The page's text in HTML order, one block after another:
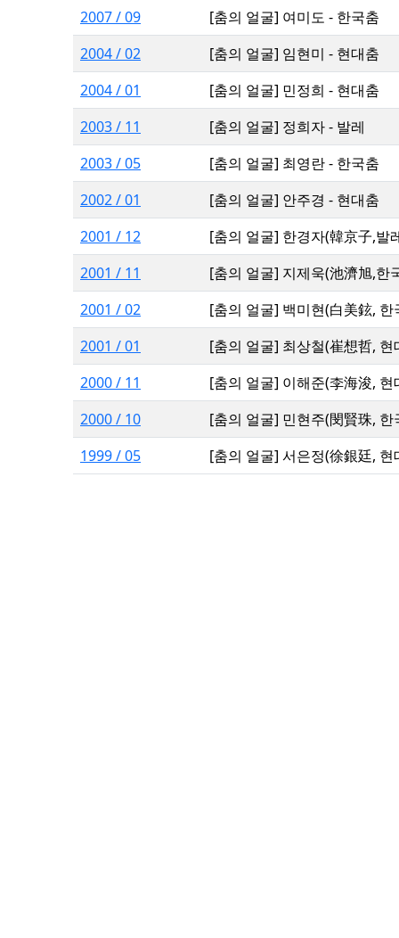
2007 / 09
[춤의 얼굴] 여미도 - 한국춤
2004 / 02
[춤의 얼굴] 임현미 - 현대춤
2004 / 01
[춤의 얼굴] 민정희 - 현대춤
2003 / 11
[춤의 얼굴] 정희자 - 발레
2003 / 05
[춤의 얼굴] 최영란 - 한국춤
2002 / 01
[춤의 얼굴] 안주경 - 현대춤
2001 / 12
[춤의 얼굴] 한경자(韓京子,발
2001 / 11
[춤의 얼굴] 지제욱(池濟旭,한
2001 / 02
[춤의 얼굴] 백미현(白美鉉, 한
2001 / 01
[춤의 얼굴] 최상철(崔想哲, 현
2000 / 11
[춤의 얼굴] 이해준(李海浚, 현
2000 / 10
[춤의 얼굴] 민현주(閔賢珠,
1999 / 05
[춤의 얼굴] 서은정(徐銀廷, 현